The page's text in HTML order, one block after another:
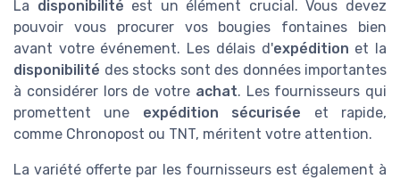
La disponibilité est un élément crucial. Vous devez
pouvoir vous procurer vos bougies fontaines bien
avant votre événement. Les délais d'expédition et la
disponibilité des stocks sont des données importantes
à considérer lors de votre achat. Les fournisseurs qui
promettent une expédition sécurisée et rapide,
comme Chronopost ou TNT, méritent votre attention.
La variété offerte par les fournisseurs est également à